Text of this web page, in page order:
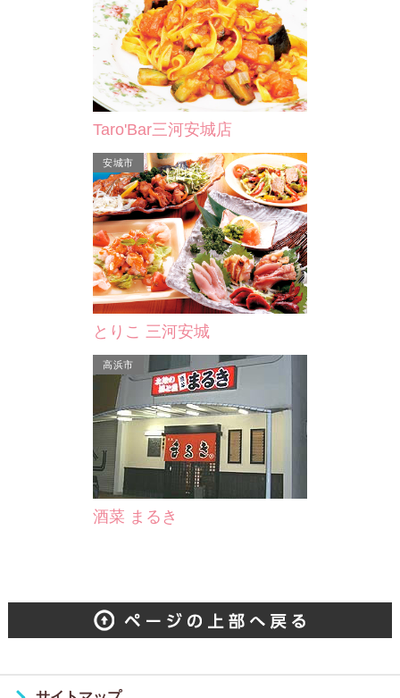
おぎ乃
刺身など三河名物を揃えたメニューが
充実。旅の思い出に地元…
Taro'Bar三河安城店
安城市
とりこ 三河安城
高浜市
酒菜 まるき